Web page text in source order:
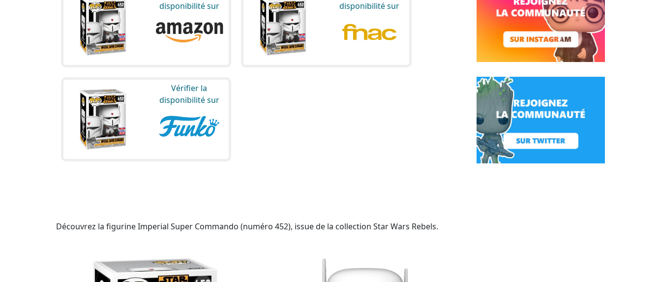
disponibilité sur
disponibilité sur
Vérifier la
disponibilité sur
Découvrez la figurine Imperial Super Commando (numéro 452), issue de la collection Star Wars Rebels.